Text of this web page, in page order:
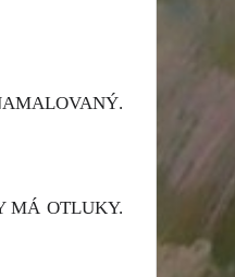
MÁ OTLUKY.